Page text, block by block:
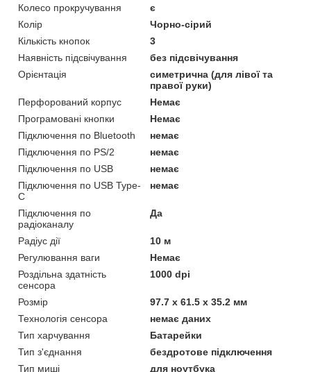
Колесо прокручування
є
Колір
Чорно-сірий
Кількість кнопок
3
Наявність підсвічування
без підсвічування
Орієнтація
симетрична (для лівої та
правої руки)
Перфорований корпус
Немає
Програмовані кнопки
Немає
Підключення по Bluetooth
немає
Підключення по PS/2
немає
Підключення по USB
немає
Підключення по USB Type-
C
немає
Підключення по
радіоканалу
Да
Радіус дії
10 м
Регулювання ваги
Немає
Роздільна здатність
сенсора
1000 dpi
Розмір
97.7 х 61.5 х 35.2 мм
Технологія сенсора
немає даних
Тип харчування
Батарейки
Тип з'єднання
бездротове підключення
Тип миші
для ноутбука